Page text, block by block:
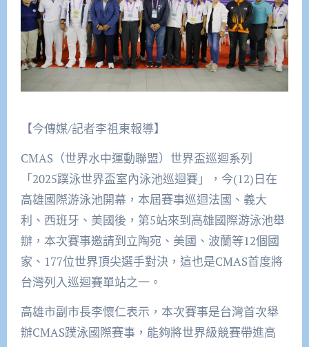
【今傳媒/記者李祖東報導】
CMAS（世界水中運動聯盟）世界盃巡迴系列
「2025蹼泳世界盃室內泳池巡迴賽」，今(12)日在
高雄國際游泳池開幕，本屆賽事巡迴法國、義大
利、西班牙、美國後，第5站來到高雄國際游泳池舉
辦，本次賽事邀請到立陶宛、美國、波蘭等12個國
家、177位世界頂尖選手對決，這也是CMAS首度將
台灣列入巡迴賽單站之一。
高雄市副市長李懷仁表示，本次賽事是台灣首次舉
辦CMAS蹼泳國際賽事，能夠將世界級競賽帶進高